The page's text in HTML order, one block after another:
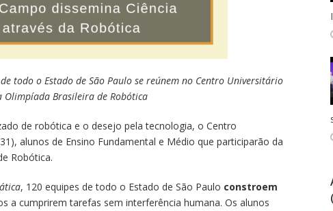
todo o Estado de São Paulo se reúnem no Centro Universitário
Olimpíada Brasileira de Robótica
de robótica e o desejo pela tecnologia, o Centro
alunos de Ensino Fundamental e Médio que participarão da
Robótica.
, 120 equipes de todo o Estado de São Paulo constroem
a cumprirem tarefas sem interferência humana. Os alunos